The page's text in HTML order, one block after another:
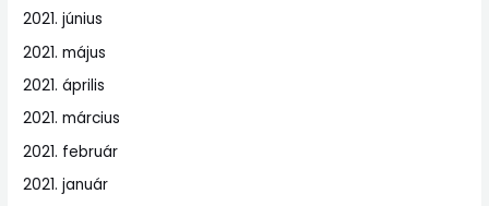
2021. június
2021. május
2021. április
2021. március
2021. február
2021. január